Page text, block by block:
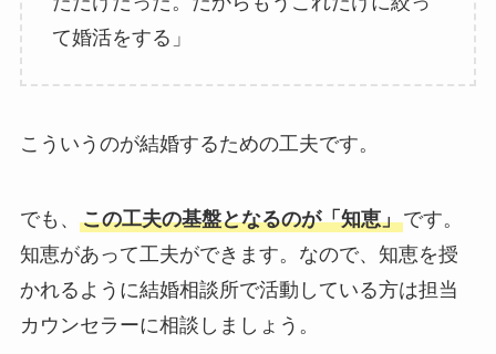
て婚活をする」
こういうのが結婚するための工夫です。
でも、 この工夫の基盤となるのが「知恵」です。
知恵があって工夫ができます。なので、知恵を授
かれるように結婚相談所で活動している方は担当
カウンセラーに相談しましょう。